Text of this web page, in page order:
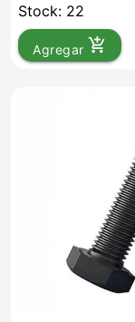
Stock: 22
Agregar add_shopping_cart